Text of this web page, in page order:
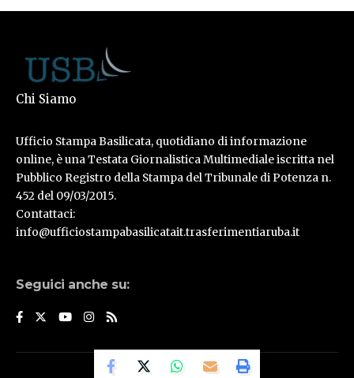
Chi Siamo
Ufficio Stampa Basilicata, quotidiano di informazione
online, è una Testata Giornalistica Multimediale iscritta nel
Pubblico Registro della Stampa del Tribunale di Potenza n.
452 del 09/03/2015.
Contattaci:
info@ufficiostampabasilicatait.trasferimentiaruba.it
Seguici anche su:
© Ufficio Stampa Basilicata